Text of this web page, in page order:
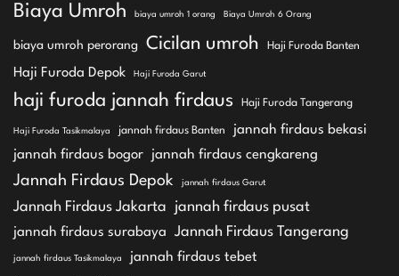
Biaya Umroh biaya umroh 1 orang Biaya Umroh 6 Orang
biaya umroh perorang Cicilan umroh Haji Furoda Banten
Haji Furoda Depok Haji Furoda Garut
haji furoda jannah firdaus Haji Furoda Tangerang
Haji Furoda Tasikmalaya jannah firdaus Banten
jannah firdaus bekasi
jannah firdaus bogor
jannah firdaus cengkareng
Jannah Firdaus Depok jannah firdaus Garut
Jannah Firdaus Jakarta jannah firdaus pusat
jannah firdaus surabaya Jannah Firdaus Tangerang
jannah firdaus Tasikmalaya jannah firdaus tebet